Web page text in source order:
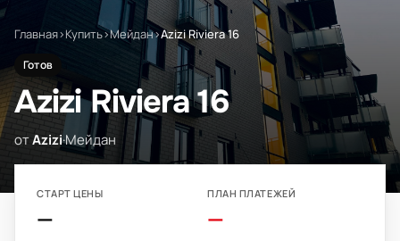
Главная›Купить›Мейдан›Azizi Riviera 16
Готов
Azizi Riviera 16
отAzizi·Мейдан
СТАРТ ЦЕНЫ
—
ПЛАН ПЛАТЕЖЕЙ
—